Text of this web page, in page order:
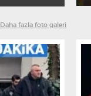
Daha fazla foto galeri